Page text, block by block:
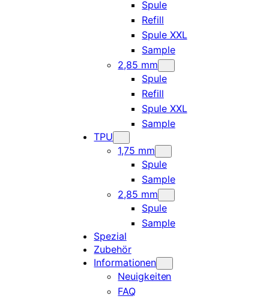
Spule
Refill
Spule XXL
Sample
2,85 mm
Spule
Refill
Spule XXL
Sample
TPU
1,75 mm
Spule
Sample
2,85 mm
Spule
Sample
Spezial
Zubehör
Informationen
Neuigkeiten
FAQ